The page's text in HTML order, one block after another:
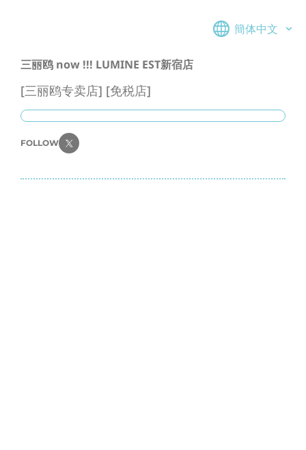
簡体中文
三丽鸥 now !!! LUMINE EST新宿店
[三丽鸥专卖店] [免税店]
FOLLOW